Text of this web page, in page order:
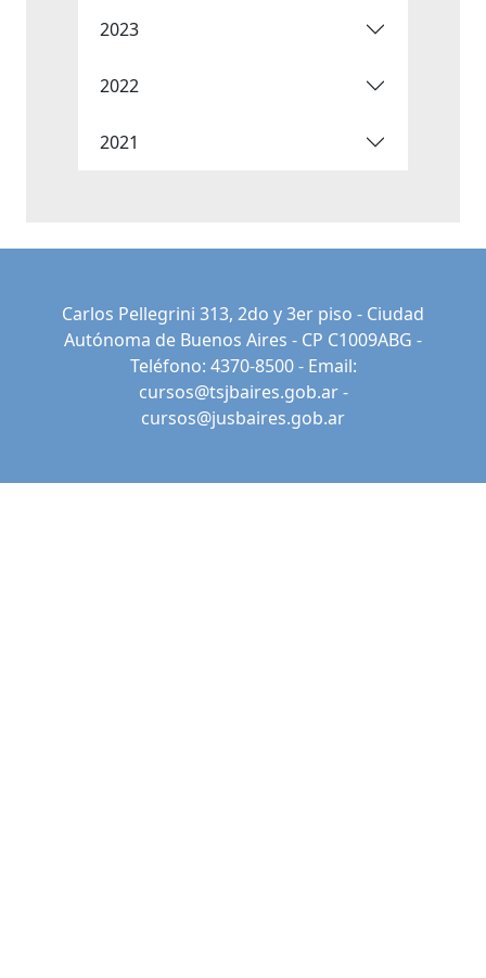
2023
2022
2021
Carlos Pellegrini 313, 2do y 3er piso - Ciudad
Autónoma de Buenos Aires - CP C1009ABG -
Teléfono: 4370-8500 - Email:
cursos@tsjbaires.gob.ar-
cursos@jusbaires.gob.ar